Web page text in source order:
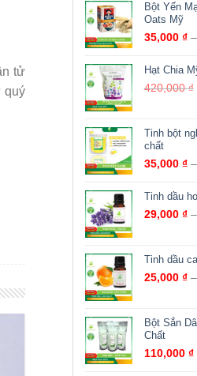
tử
quý
Bột Yến
Oats Mỹ
35,000 ₫–
Hạt Chia
420,000₫
Tinh bột
chất
35,000 ₫–
Tinh dầu
29,000 ₫–
Tinh dầu
25,000 ₫–
Bột Sắn
Chất
110,000 ₫